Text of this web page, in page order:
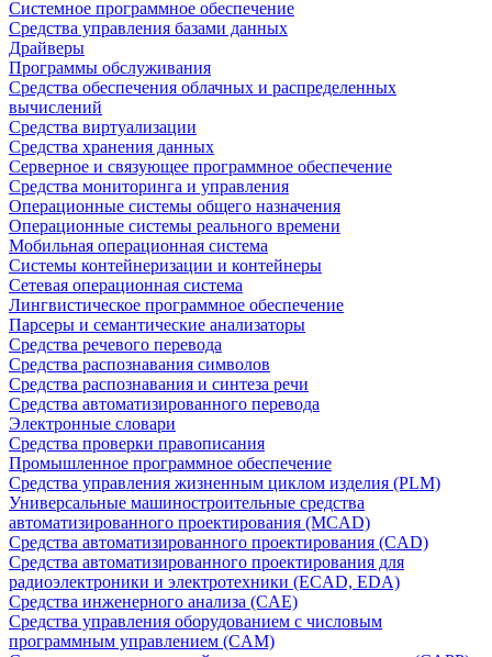
Системное программное обеспечение
Средства управления базами данных
Драйверы
Программы обслуживания
Средства обеспечения облачных и распределенных
вычислений
Средства виртуализации
Средства хранения данных
Серверное и связующее программное обеспечение
Средства мониторинга и управления
Операционные системы общего назначения
Операционные системы реального времени
Мобильная операционная система
Системы контейнеризации и контейнеры
Сетевая операционная система
Лингвистическое программное обеспечение
Парсеры и семантические анализаторы
Средства речевого перевода
Средства распознавания символов
Средства распознавания и синтеза речи
Средства автоматизированного перевода
Электронные словари
Средства проверки правописания
Промышленное программное обеспечение
Средства управления жизненным циклом изделия (PLM)
Универсальные машиностроительные средства
автоматизированного проектирования (MCAD)
Средства автоматизированного проектирования (CAD)
Средства автоматизированного проектирования для
радиоэлектроники и электротехники (ECAD, EDA)
Средства инженерного анализа (CAE)
Средства управления оборудованием с числовым
программным управлением (CAM)